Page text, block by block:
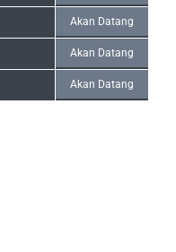
Akan Datang
Akan Datang
Akan Datang